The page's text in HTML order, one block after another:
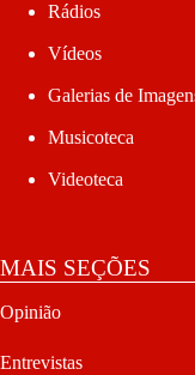
Rádios
Vídeos
Galerias de
Musicoteca
Videoteca
MAIS SEÇÕES
Opinião
Entrevistas